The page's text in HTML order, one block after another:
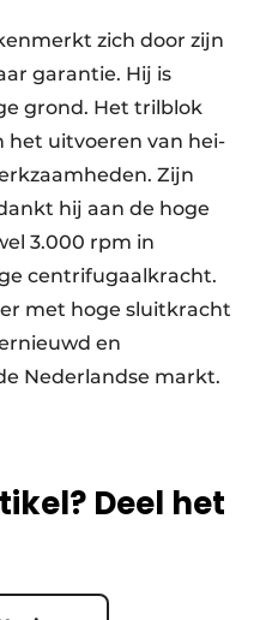
zich door zijn
garantie. Hij is
grond. Het trilblok
het uitvoeren van hei-
Zijn
hij aan de hoge
3.000 rpm in
centrifugaalkracht.
met hoge sluitkracht
en
Nederlandse markt.
Deel het